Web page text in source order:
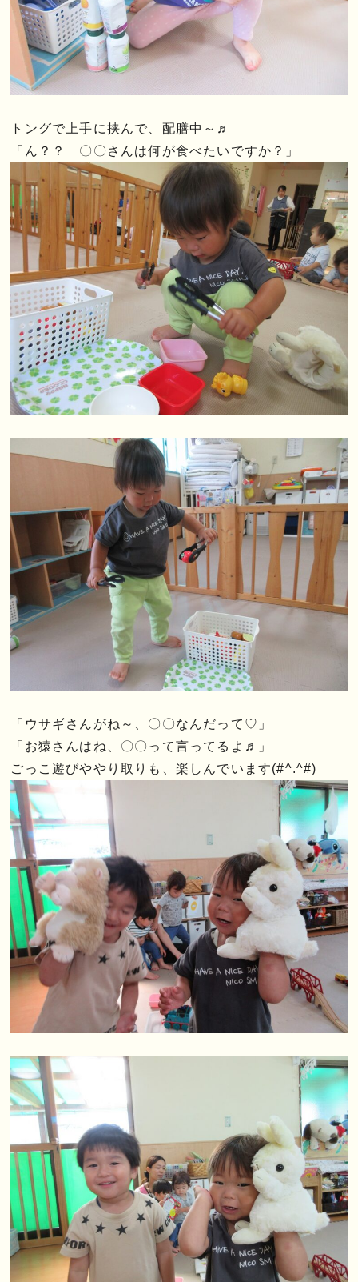
トングで上手に挟んで、配膳中～♬
「ん？？ 〇〇さんは何が食べたいですか？」
「ウサギさんがね～、〇〇なんだって♡」
「お猿さんはね、〇〇って言ってるよ♬」
ごっこ遊びややり取りも、楽しんでいます(#^.^#)